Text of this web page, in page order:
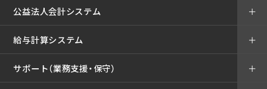
公益法人会計システム ＋
給与計算システム ＋
サポート（業務支援・保守） ＋